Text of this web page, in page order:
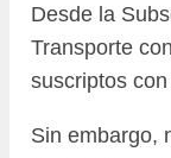
Desde la
Transporte
suscriptos
Sin embargo,